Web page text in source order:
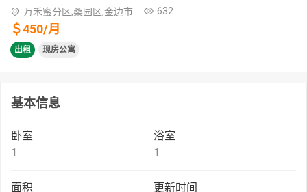
万禾蜜分区,桑园区,金边市 632
＄450/月
出租 现房公寓
基本信息
卧室
1
浴室
1
面积
更新时间